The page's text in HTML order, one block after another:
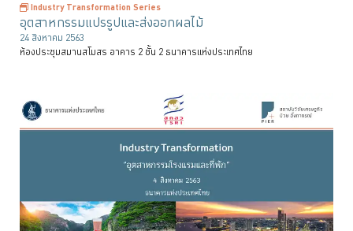
Industry Transformation Series
อุตสาหกรรมแปรรูปและส่งออกผลไม้
24 สิงหาคม 2563
ห้องประชุมสมานสโมสร อาคาร 2 ชั้น 2 ธนาคารแห่งประเทศไทย